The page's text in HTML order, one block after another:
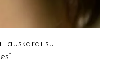
auskarai su